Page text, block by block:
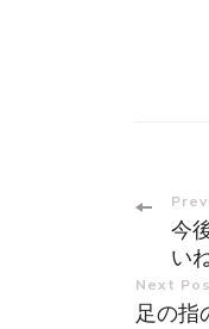
今
い
Next
足の指